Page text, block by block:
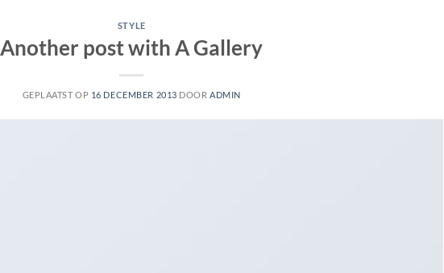
STYLE
Another post with A Gallery
GEPLAATST OP 16 DECEMBER 2013 DOOR ADMIN